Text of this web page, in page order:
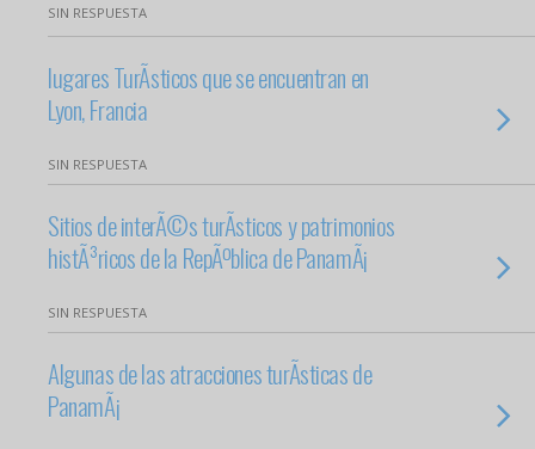
SIN RESPUESTA
lugares TurÃ­sticos que se encuentran en
Lyon, Francia
SIN RESPUESTA
Sitios de interÃ©s turÃ­sticos y patrimonios
histÃ³ricos de la RepÃºblica de PanamÃ¡
SIN RESPUESTA
Algunas de las atracciones turÃ­sticas de
PanamÃ¡